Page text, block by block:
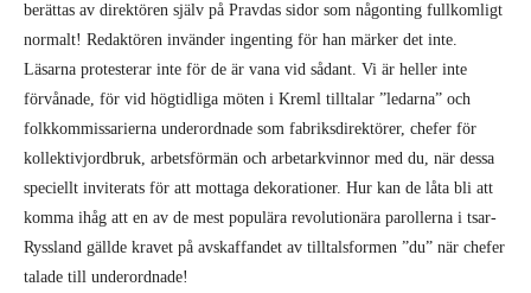
berättas av direktören själv på Pravdas sidor som någonting fullkomligt
normalt! Redaktören invänder ingenting för han märker det inte.
Läsarna protesterar inte för de är vana vid sådant. Vi är heller inte
förvånade, för vid högtidliga möten i Kreml tilltalar ”ledarna” och
folkkommissarierna underordnade som fabriksdirektörer, chefer för
kollektivjordbruk, arbetsförmän och arbetarkvinnor med du, när dessa
speciellt inviterats för att mottaga dekorationer. Hur kan de låta bli att
komma ihåg att en av de mest populära revolutionära parollerna i tsar-
Ryssland gällde kravet på avskaffandet av tilltalsformen ”du” när chefer
talade till underordnade!